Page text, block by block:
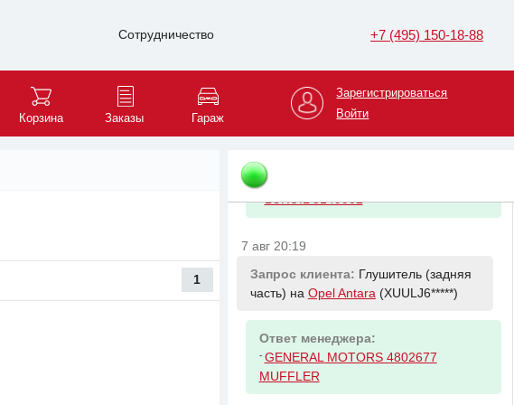
Сотрудничество +7 (495) 150-18-88
Корзина Заказы Гараж
Зарегистрироваться
Войти
1
7 авг 20:11
Запрос клиента:Масло моторное на
Suzuki SX4(JSAGYA*****)
Ответ менеджера:
LUKOIL 3149902
7 авг 20:19
Запрос клиента: Глушитель (задняя
часть) на Opel Antara (XUULJ6*****)
Ответ менеджера:
- GENERAL MOTORS 4802677
MUFFLER